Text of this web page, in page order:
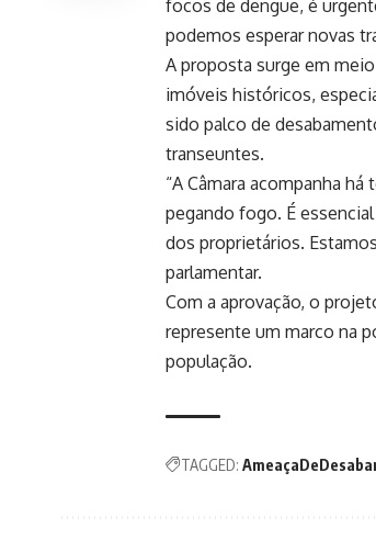
focos de dengue, é
podemos esperar novas
A proposta surge em
imóveis históricos,
sido palco de
transeuntes.
“A Câmara acompanha
pegando fogo. É
dos proprietários.
parlamentar.
Com a aprovação, o
represente um marco na
população.
TAGGED: